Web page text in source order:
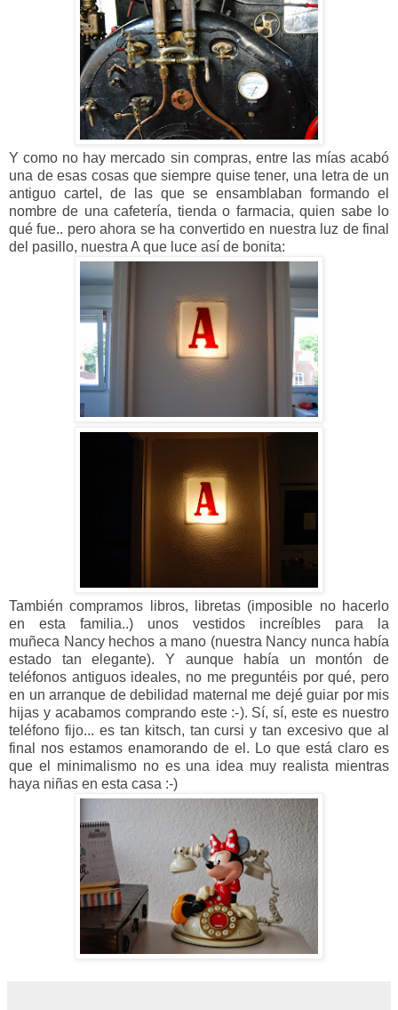
Y como no hay mercado sin compras, entre las mías acabó
una de esas cosas que siempre quise tener, una letra de un
antiguo cartel, de las que se ensamblaban formando el
nombre de una cafetería, tienda o farmacia, quien sabe lo
qué fue.. pero ahora se ha convertido en nuestra luz de final
del pasillo, nuestra A que luce así de bonita:
También compramos libros, libretas (imposible no hacerlo
en esta familia..) unos vestidos increíbles para la
muñeca Nancy hechos a mano (nuestra Nancy nunca había
estado tan elegante). Y aunque había un montón de
teléfonos antiguos ideales, no me preguntéis por qué, pero
en un arranque de debilidad maternal me dejé guiar por mis
hijas y acabamos comprando este :-). Sí, sí, este es nuestro
teléfono fijo... es tan kitsch, tan cursi y tan excesivo que al
final nos estamos enamorando de el. Lo que está claro es
que el minimalismo no es una idea muy realista mientras
haya niñas en esta casa :-)